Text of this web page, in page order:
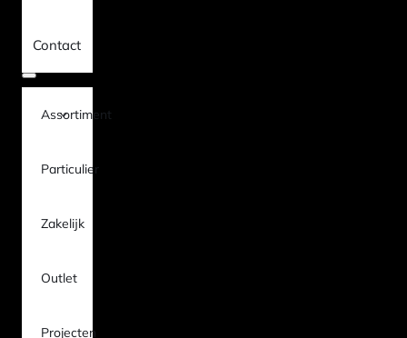
Contact
Assortiment
Particulier
Zakelijk
Outlet
Projecten